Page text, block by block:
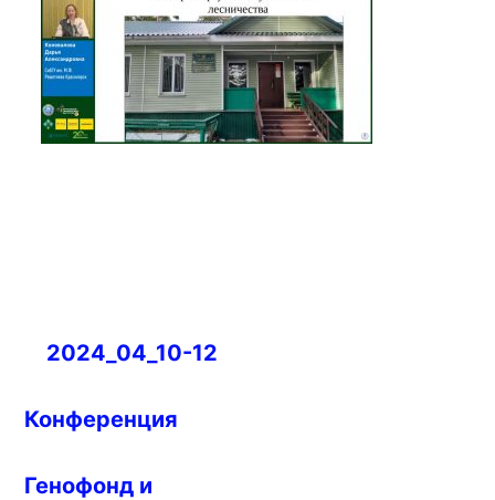
Навигация
записям
2024_04_10-12
Конференция
Генофонд и